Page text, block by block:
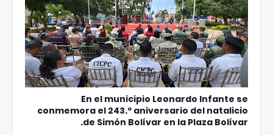
En el municipio Leonardo Infante se
conmemora el 243.º aniversario del natalicio
de Simón Bolívar en la Plaza Bolívar.